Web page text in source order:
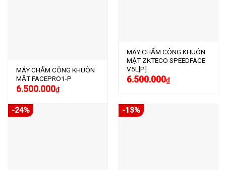
MÁY CHẤM CÔNG KHUÔN
MẶT FACEPRO1-P
6.500.000₫
MÁY CHẤM CÔNG KHUÔN
MẶT ZKTECO SPEEDFACE
V5L[P]
6.500.000₫
-24% -13%